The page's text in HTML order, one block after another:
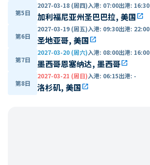
第5日
2027-03-18 (周四)入港: 07:00出港: 16:30
加利福尼亚州圣巴巴拉, 美国open_in_new
第6日
2027-03-19 (周五)入港: 09:30出港: 22:00
圣地亚哥, 美国open_in_new
第7日
2027-03-20 (周六)入港: 08:00出港: 16:00
墨西哥恩塞纳达, 墨西哥open_in_new
第8日
2027-03-21 (周日)入港: 06:15出港: -
洛杉矶, 美国open_in_new